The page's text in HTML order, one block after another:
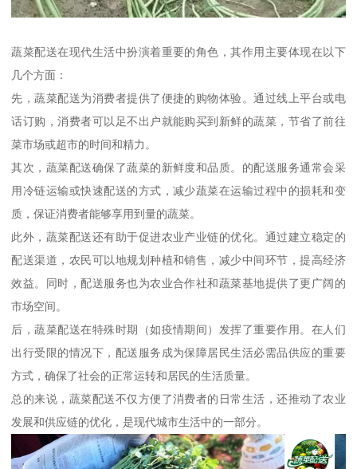
蔬菜配送在现代生活中扮演着重要的角色，其作用主要体现在以下
几个方面：
先，蔬菜配送为消费者提供了便捷的购物体验。通过线上平台或电
话订购，消费者可以足不出户就能购买到新鲜的蔬菜，节省了前往
菜市场或超市的时间和精力。
其次，蔬菜配送确保了蔬菜的新鲜度和品质。的配送服务通常会采
用冷链运输或快速配送的方式，减少蔬菜在运输过程中的损耗和变
质，保证消费者能够享用到量的蔬菜。
此外，蔬菜配送还有助于促进农业产业链的优化。通过建立稳定的
配送渠道，农民可以地规划种植和销售，减少中间环节，提高经济
效益。同时，配送服务也为农业合作社和蔬菜基地提供了更广阔的
市场空间。
后，蔬菜配送在特殊时期（如疫情期间）发挥了重要作用。在人们
出行受限的情况下，配送服务成为保障居民生活必需品供应的重要
方式，确保了社会的正常运转和居民的生活质量。
总的来说，蔬菜配送不仅方便了消费者的日常生活，还推动了农业
发展和供应链的优化，是现代城市生活中的一部分。